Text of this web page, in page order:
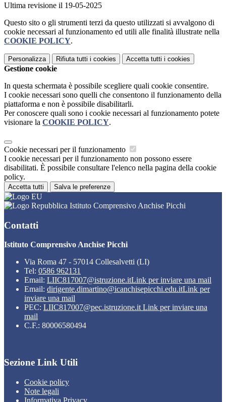
Ultima revisione il 19-05-2025
Questo sito o gli strumenti terzi da questo utilizzati si avvalgono di
cookie necessari al funzionamento ed utili alle finalità illustrate nella
COOKIE POLICY.
Personalizza Rifiuta tutti i cookies Accetta tutti i cookies
Gestione cookie
In questa schermata è possibile scegliere quali cookie consentire.
I cookie necessari sono quelli che consentono il funzionamento della
piattaforma e non è possibile disabilitarli.
Per conoscere quali sono i cookie necessari al funzionamento potete
visionare la COOKIE POLICY.
Cookie necessari per il funzionamento
I cookie necessari per il funzionamento non possono essere
disabilitati. È possibile consultare l'elenco nella pagina della cookie
policy.
Accetta tutti Salva le preferenze
Istituto Comprensivo Anchise Picchi
Contatti
Istituto Comprensivo Anchise Picchi
Via Roma 47 - 57014 Collesalvetti (LI)
Tel: 0586 962131
Email: LIIC817007@istruzione.itLink per inviare una mail
Email: dirigente.dimartino@icanchisepicchi.edu.itLink per
inviare una mail
PEC: LIIC817007@pec.istruzione.itLink per inviare una
mail
C.F.: 80006580494
Sezione Link Utili
Cookie policy
Note legali
Informativa Privacy